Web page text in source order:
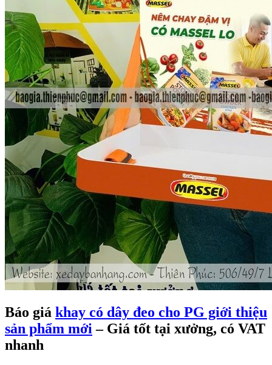
Báo giá khay có dây đeo cho PG giới thiệu
sản phẩm mới– Giá tốt tại xưởng, có VAT
nhanh